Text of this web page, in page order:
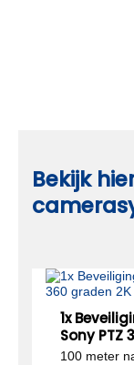
Bekijk
1x
Sony PTZ
100 meter